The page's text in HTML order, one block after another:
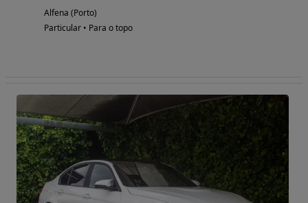
Alfena (Porto)
Particular • Para o topo